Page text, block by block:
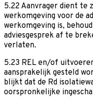
5.22 Aanvrager dient te
werkomgeving voor de
werkomgeving is,
adviesgesprek af te
verlaten.
5.23 REL en/of
aansprakelijk gesteld
blijkt dat de Rd
oorspronkelijke